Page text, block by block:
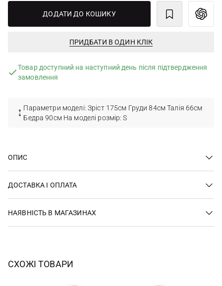
ДОДАТИ ДО КОШИКУ
ПРИДБАТИ В ОДИН КЛІК
Товар доступний на наступний день після підтвердження
замовлення
Параметри моделі: Зріст 175см Груди 84см Талія 66см
Бедра 90см На моделі розмір: S
ОПИС
ДОСТАВКА І ОПЛАТА
НАЯВНІСТЬ В МАГАЗИНАХ
СХОЖІ ТОВАРИ